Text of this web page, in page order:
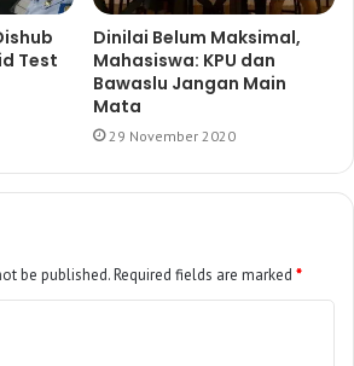
Test
Dinilai Belum Maksimal,
Mahasiswa: KPU dan
Bawaslu Jangan Main
Mata
29 November 2020
be published.Required fields are marked *